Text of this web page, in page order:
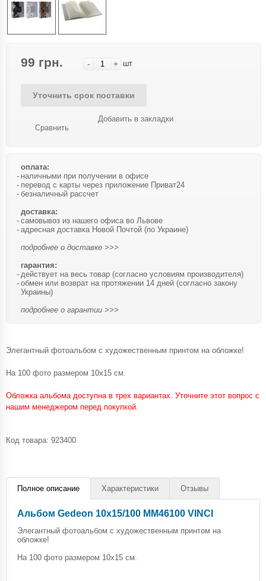
99 грн. - + шт
Уточнить срок поставки
Сравнить
Добавить в закладки
оплата:
наличными при получении в офисе
перевод с карты через приложение Приват24
безналичный рассчет
доставка:
самовывоз из нашего офиса во Львове
адресная доставка Новой Почтой (по Украине)
подробнее о доставке >>>
гарантия:
действует на весь товар (согласно условиям производителя)
обмен или возврат на протяжении 14 дней (согласно закону
Украины)
подробнее о гарантии >>>
Элегантный фотоальбом с художественным принтом на обложке!
На 100 фото размером 10х15 см.
Обложка альбома доступна в трех вариантах. Уточните этот вопрос с
нашим менеджером перед покупкой.
Код товара: 923400
Полное описание Характеристики Отзывы
Альбом Gedeon 10х15/100 MM46100 VINCI
Элегантный фотоальбом с художественным принтом на
обложке!
На 100 фото размером 10х15 см.